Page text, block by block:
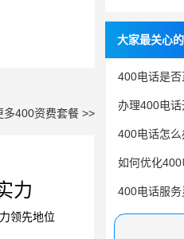
多400资费套餐 >>
力
领先地位
大家最关心
办理400电话
如何优化400
快速选号，